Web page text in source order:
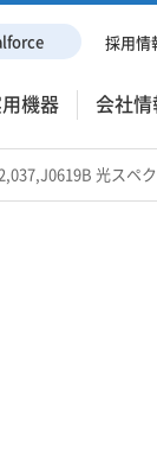
機器 会社情
採用情
光スペ